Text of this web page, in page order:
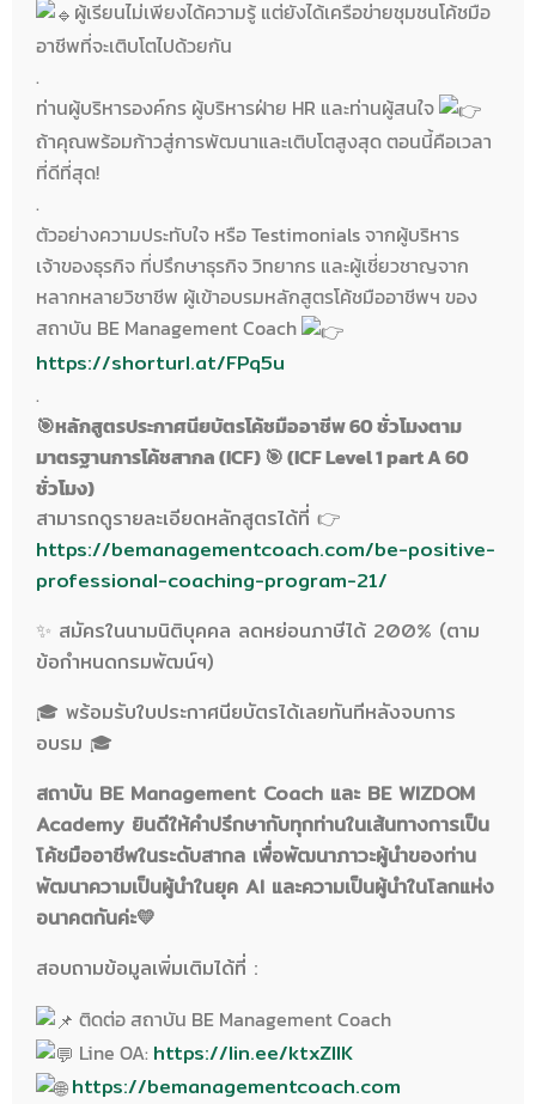
ผู้เรียนไม่เพียงได้ความรู้ แต่ยังได้เครือข่ายชุมชนโค้ชมือ
อาชีพที่จะเติบโตไปด้วยกัน
.
ท่านผู้บริหารองค์กร ผู้บริหารฝ่าย HR และท่านผู้สนใจ
ถ้าคุณพร้อมก้าวสู่การพัฒนาและเติบโตสูงสุด ตอนนี้คือเวลา
ที่ดีที่สุด!
.
ตัวอย่างความประทับใจ หรือ Testimonials จากผู้บริหาร
เจ้าของธุรกิจ ที่ปรึกษาธุรกิจ วิทยากร และผู้เชี่ยวชาญจาก
หลากหลายวิชาชีพ ผู้เข้าอบรมหลักสูตรโค้ชมืออาชีพฯ ของ
สถาบัน BE Management Coach
https://shorturl.at/FPq5u
.
🎯หลักสูตรประกาศนียบัตรโค้ชมืออาชีพ 60 ชั่วโมงตาม
มาตรฐานการโค้ชสากล (ICF) 🎯 (ICF Level 1 part A 60
ชั่วโมง)
สามารถดูรายละเอียดหลักสูตรได้ที่ 👉
https://bemanagementcoach.com/be-positive-
professional-coaching-program-21/
✨ สมัครในนามนิติบุคคล ลดหย่อนภาษีได้ 200% (ตาม
ข้อกำหนดกรมพัฒน์ฯ)
🎓 พร้อมรับใบประกาศนียบัตรได้เลยทันทีหลังจบการ
อบรม 🎓
สถาบัน BE Management Coach และ BE WIZDOM
Academy ยินดีให้คำปรึกษากับทุกท่านในเส้นทางการเป็น
โค้ชมืออาชีพในระดับสากล เพื่อพัฒนาภาวะผู้นำของท่าน
พัฒนาความเป็นผู้นำในยุค AI และความเป็นผู้นำในโลกแห่ง
อนาคตกันค่ะ💛
สอบถามข้อมูลเพิ่มเติมได้ที่ :
ติดต่อ สถาบัน BE Management Coach
Line OA: https://lin.ee/ktxZlIK
https://bemanagementcoach.com